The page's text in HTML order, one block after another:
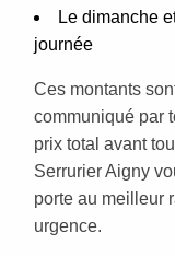
Le dimanche
journée
Ces montants
communiqué par
prix total avant
Serrurier Aigny
porte au meilleur
urgence.